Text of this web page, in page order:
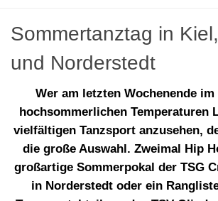
Sommertanztag in
und Norderstedt
Wer am letzten Wochenende
hochsommerlichen Temperaturen
vielfältigen Tanzsport anzusehen,
die große Auswahl. Zweimal Hip
großartige Sommerpokal der TSG
in Norderstedt oder ein